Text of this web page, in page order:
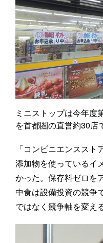
ミニストップは今年度
を首都圏の直営約30店
「コンビニエンスス
添加物を使っているイ
かった。保存料ゼロを
中食は設備投資の競争
ではなく競争軸を変え